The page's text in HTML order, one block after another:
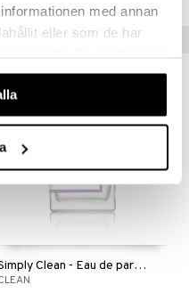
med annan
eller som de har
av vår webbplats.
Simply Clean - Eau de parfum